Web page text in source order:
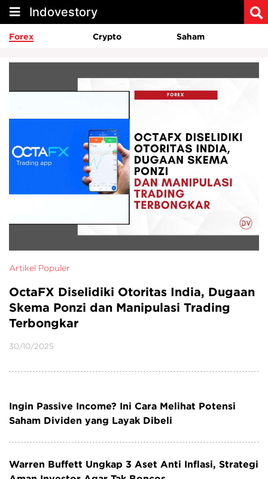
Indovestory
Forex Crypto Saham
Artikel Populer
OctaFX Diselidiki Otoritas India, Dugaan
Skema Ponzi dan Manipulasi Trading
Terbongkar
30/10/2025
Ingin Passive Income? Ini Cara Melihat Potensi
Saham Dividen yang Layak Dibeli
Warren Buffett Ungkap 3 Aset Anti Inflasi, Strategi